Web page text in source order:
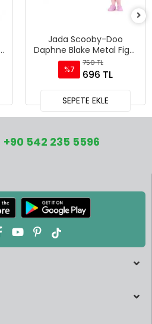
Jada Scooby-Doo
Daphne Blake Metal Figür
Die-Cast Koleksiyonluk
Karakter - 85225
%7
750 TL
696 TL
SEPETE EKLE
+90 542 235 5596